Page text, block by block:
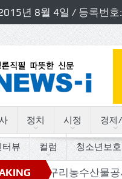
년 8월 4일 / 등록번
정치 시정 경제
뷰 컬럼 청소년보
구리농수산물공사, 사장·